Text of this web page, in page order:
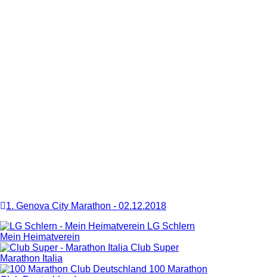
1. Genova City Marathon - 02.12.2018
LG Schlern
Mein Heimatverein
Club Super
Marathon Italia
100 Marathon